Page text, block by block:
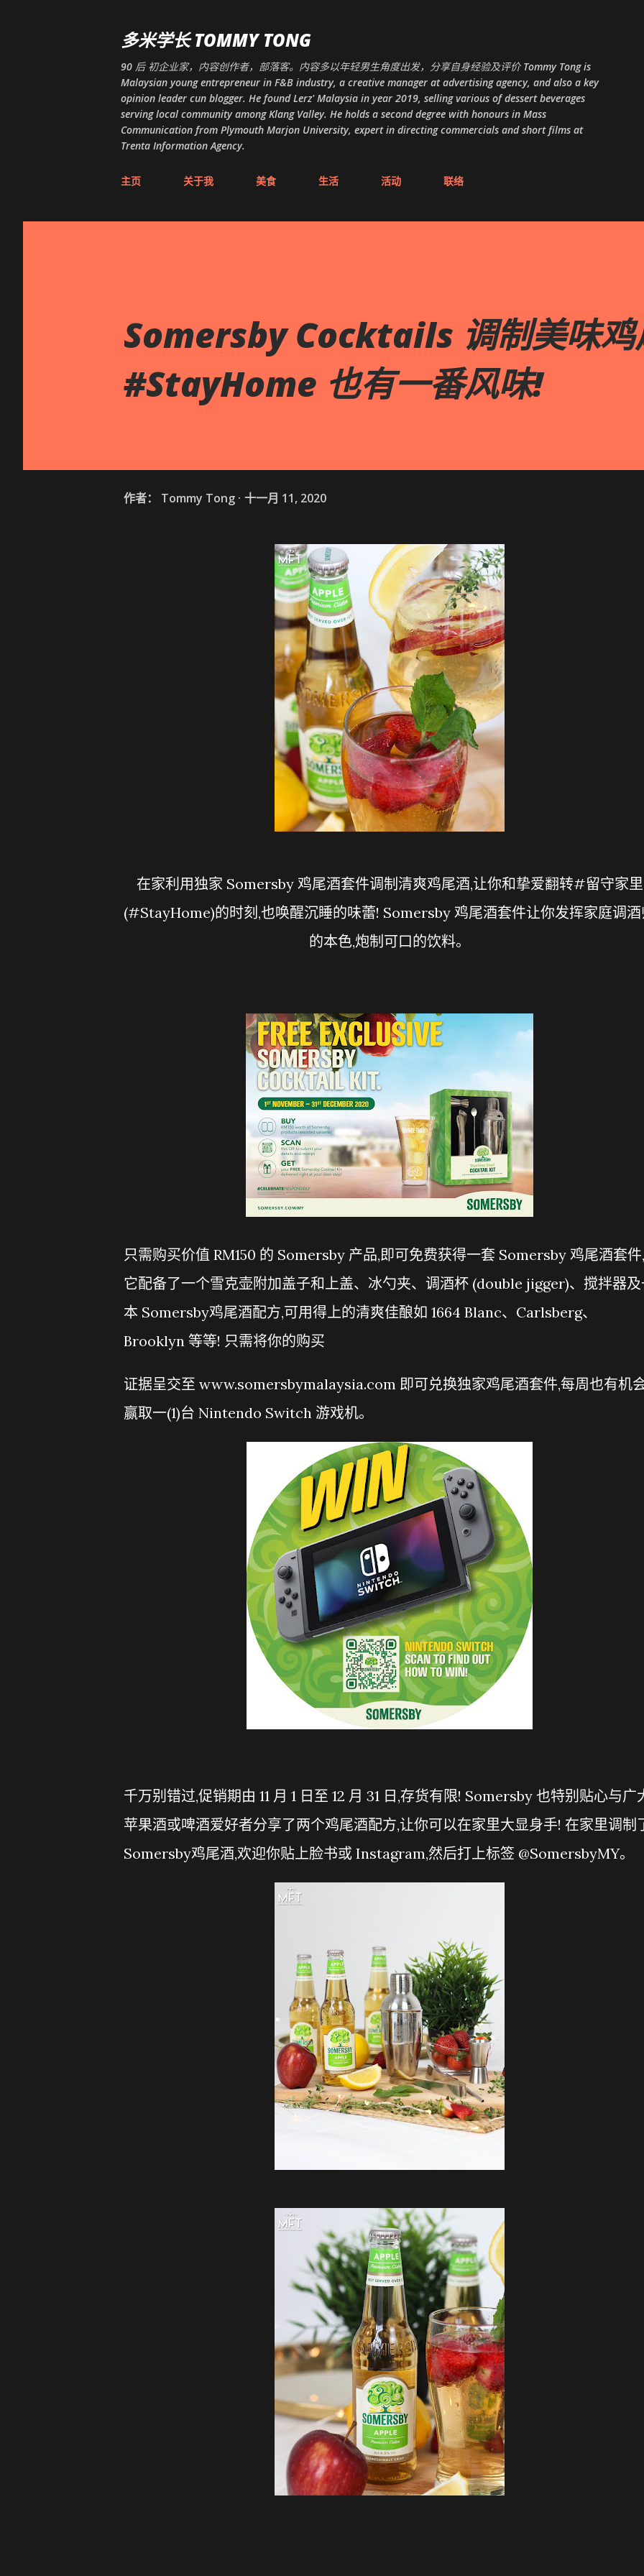
多米学长 TOMMY TONG
90 后 初企业家，内容创作者，部落客。内容多以年轻男生角度出发，分享自身经验及评价 Tommy Tong is
Malaysian young entrepreneur in F&B industry, a creative manager at advertising agency, and also a key
opinion leader cun blogger. He found Lerz' Malaysia in year 2019, selling various of dessert beverages
serving local community among Klang Valley. He holds a second degree with honours in Mass
Communication from Plymouth Marjon University, expert in directing commercials and short films at
Trenta Information Agency.
主页 关于我 美食 生活 活动 联络
Somersby Cocktails 调制美味鸡
#StayHome 也有一番风味!
作者： Tommy Tong 十一月 11, 2020
在家利用独家 Somersby 鸡尾酒套件调制清爽鸡尾酒,让你和挚爱翻转#留守家里
(#StayHome)的时刻,也唤醒沉睡的味蕾! Somersby 鸡尾酒套件让你发挥家庭调
的本色,炮制可口的饮料。
只需购买价值 RM150 的 Somersby 产品,即可免费获得一套 Somersby 鸡尾酒套件,
它配备了一个雪克壶附加盖子和上盖、冰勺夹、调酒杯 (double jigger)、搅拌器
本 Somersby鸡尾酒配方,可用得上的清爽佳酿如 1664 Blanc、Carlsberg、
Brooklyn 等等! 只需将你的购买
证据呈交至 www.somersbymalaysia.com 即可兑换独家鸡尾酒套件,每周也有机
赢取一(1)台 Nintendo Switch 游戏机。
千万别错过,促销期由 11 月 1 日至 12 月 31 日,存货有限! Somersby 也特别贴心与广
苹果酒或啤酒爱好者分享了两个鸡尾酒配方,让你可以在家里大显身手! 在家里调制
Somersby鸡尾酒,欢迎你贴上脸书或 Instagram,然后打上标签 @SomersbyMY。